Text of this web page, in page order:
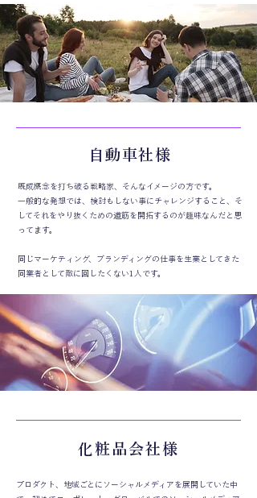
自動車社様
既成概念を打ち破る戦略家、そんなイメージの方です。
一般的な発想では、検討もしない事にチャレンジすること、そ
してそれをやり抜くための道筋を開拓するのが趣味なんだと思
ってます。
同じマーケティング、ブランディングの仕事を生業としてきた
同業者として敵に回したくない1人です。
化粧品会社様
プロダクト、地域ごとにソーシャルメディアを展開していた中